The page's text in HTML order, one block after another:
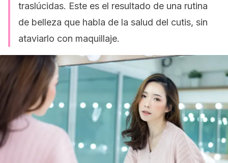
traslúcidas. Este es el resultado de una rutina
de belleza que habla de la salud del cutis, sin
ataviarlo con maquillaje.